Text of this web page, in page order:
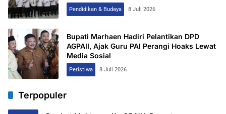
Pendidikan & Budaya 8 Juli 2026
Bupati Marhaen Hadiri Pelantikan DPD
AGPAII, Ajak Guru PAI Perangi Hoaks Lewat
Media Sosial
Peristiwa 8 Juli 2026
Terpopuler